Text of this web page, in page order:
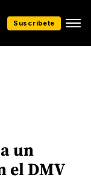
Suscríbete
un
el DMV